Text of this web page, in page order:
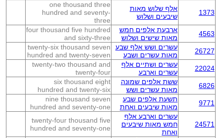
1373
אלף שלוש מאות
שיבעים ושלוש
one thousand three
hundred and seventy-
three
4563
ארבעת אלפים חמש
מאות שישים ושלוש
four thousand five hundred
and sixty-three
26727
עשרים ושש אלף שבע
מאות עשרים ושבע
twenty-six thousand seven
hundred and twenty-seven
22024
עשרים ושתיים אלף
עשרים וארבע
twenty-two thousand and
twenty-four
6826
ששת אלפים שמונה
מאות עשרים ושש
six thousand eight
hundred and twenty-six
9771
תשעת אלפים שבע
מאות שיבעים ואחת
nine thousand seven
hundred and seventy-one
24571
עשרים וארבע אלף
חמש מאות שיבעים
ואחת
twenty-four thousand five
hundred and seventy-one